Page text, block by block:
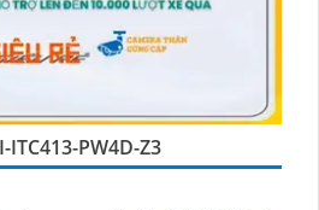
ITC413-PW4D-Z3